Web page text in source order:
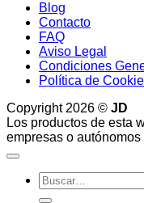
Blog
Contacto
FAQ
Aviso Legal
Condiciones
Política de
Copyright 2026 © JD
Los productos de esta
empresas o autónomos
Buscar
por: